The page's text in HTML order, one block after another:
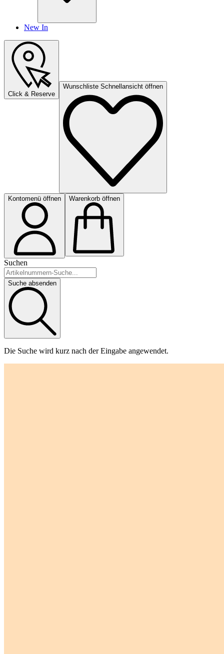
New In
Click & Reserve
Wunschliste Schnellansicht öffnen
Kontomenü öffnen Warenkorb öffnen
Suchen
Suche absenden
Die Suche wird kurz nach der Eingabe angewendet.